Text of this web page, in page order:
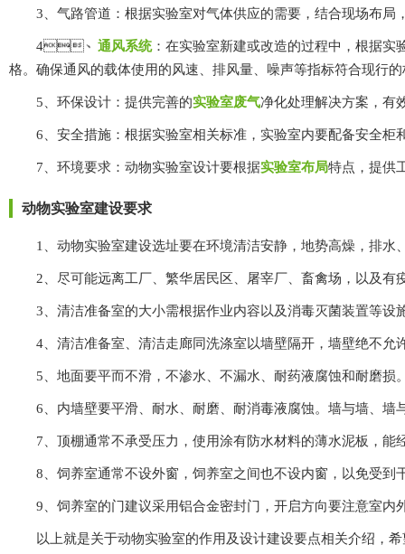
3、气路管道：根据实验室对气体供应的需要，结合现场布局
4、 通风系统：在实验室新建或改造的过程中，根据
格。确保通风的载体使用的风速、排风量、噪声等指标符合现行的标
5、环保设计：提供完善的实验室废气净化处理解决方案，有
6、安全措施：根据实验室相关标准，实验室内要配备安全柜和
7、环境要求：动物实验室设计要根据实验室布局特点，
动物实验室建设要求
1、动物实验室建设选址要在环境清洁安静，地势高燥，排水
2、尽可能远离工厂、繁华居民区、屠宰厂、畜禽场，以及
3、清洁准备室的大小需根据作业内容以及消毒灭菌装置等设施
4、清洁准备室、清洁走廊同洗涤室以墙壁隔开，墙壁绝不允
5、地面要平而不滑，不渗水、不漏水、耐药液腐蚀和耐磨损
6、内墙壁要平滑、耐水、耐磨、耐消毒液腐蚀。墙与墙、
7、顶棚通常不承受压力，使用涂有防水材料的薄水泥板，能
8、饲养室通常不设外窗，饲养室之间也不设内窗，以免受到干扰
9、饲养室的门建议采用铝合金密封门，开启方向要注意室
以上就是关于动物实验室的作用及设计建设要点相关介绍，希望